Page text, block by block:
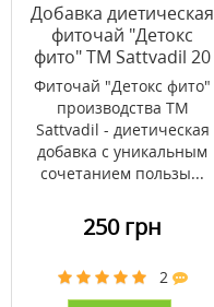
Добавка диетическая
фиточай "Детокс
фито" ТМ Sattvadil 20
фильтр-пакетов по 3 г
Фиточай "Детокс фито"
производства ТМ
Sattvadil - диетическая
добавка с уникальным
сочетанием пользы...
250 грн
2